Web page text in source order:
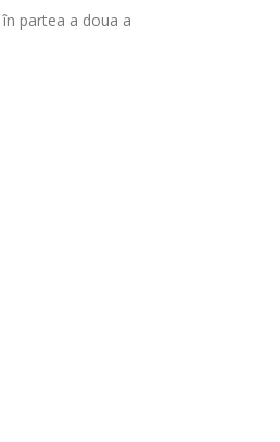
partea a doua a